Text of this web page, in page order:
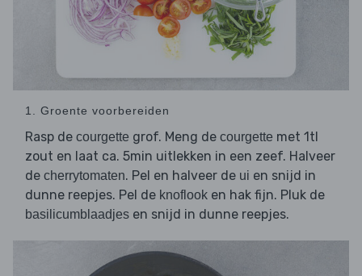
1. Groente voorbereiden
Rasp de courgette grof. Meng de courgette met 1tl
zout en laat ca. 5min uitlekken in een zeef. Halveer
de cherrytomaten. Pel en halveer de ui en snijd in
dunne reepjes. Pel de knoflook en hak fijn. Pluk de
basilicumblaadjes en snijd in dunne reepjes.